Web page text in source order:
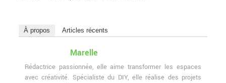
À propos Articles récents
Marelle
Rédactrice passionnée, elle aime transformer les espaces
avec créativité. Spécialiste du DIY, elle réalise des projets